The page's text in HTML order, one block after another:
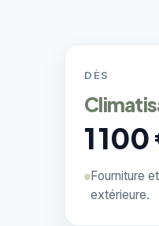
DÈS
1
Fourniture
extérieure.